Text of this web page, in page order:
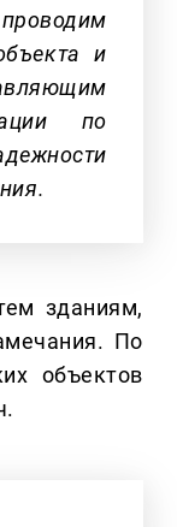
и
по
зданиям,
По
объектов